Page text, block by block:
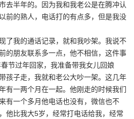
去半年的。因为我和我老公是在腾冲认
前的熟人，电话打的有点多，但是我没
了我的通话记录，就和我吵架。我说不
的朋友联系多一点，他不相信，这件事
节过年回家，我准备带我女儿回娘
孩子走，我就和老公大吵一架。这几年
有一两个月在一起。他刚走的时候我们
有一个多月他电话也没有，微信也不
他比我大5岁，经常打电话给我，经常